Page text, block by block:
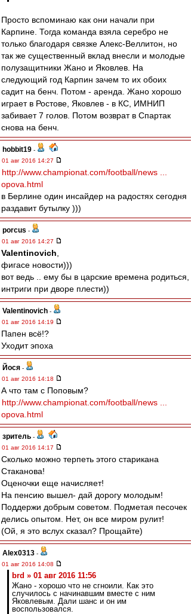
Просто вспоминаю как они начали при
Карпине. Тогда команда взяла серебро не
только благодаря связке Алекс-Веллитон, но
так же существенный вклад внесли и молодые
полузащитники Жано и Яковлев. На
следующий год Карпин зачем то их обоих
садит на бенч. Потом - аренда. Жано хорошо
играет в Ростове, Яковлев - в КС, ИМНИП
забивает 7 голов. Потом возврат в Спартак
снова на бенч.
hobbit19 -
01 авг 2016 14:27
http://www.championat.com/football/news ...
opova.html
в Берлине один инсайдер на радостях сегодня
раздавит бутылку )))
porcus -
01 авг 2016 14:27
Valentinovich
фигасе новости)))
вот ведь .. ему бы в царские времена родиться,
интриги при дворе плести))
Valentinovich -
01 авг 2016 14:19
Папен всё!?
Уходит эпоха
Йося -
01 авг 2016 14:18
А что там с Поповым?
http://www.championat.com/football/news ...
opova.html
зpитель -
01 авг 2016 14:17
Сколько можно терпеть этого старикана
Стаканова!
Оценочки еще начисляет!
На пенсию вышел- дай дорогу молодым!
Поддержи добрым советом. Подметая песочек
делись опытом. Нет, он все миром рулит!
(Ой, я это вслух сказал? Прощайте)
Alex0313 -
01 авг 2016 14:08
brd » 01 авг 2016 11:56
Жано - хорошо что не сгноили. Как это
случилось с начинавшим вместе с ним
Яковлевым. Дали шанс и он им
воспользовался.